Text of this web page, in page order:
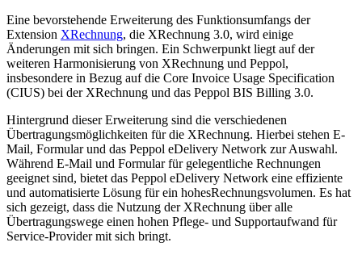
Eine bevorstehende Erweiterung des Funktionsumfangs der
Extension XRechnung, die XRechnung 3.0, wird einige
Änderungen mit sich bringen. Ein Schwerpunkt liegt auf der
weiteren Harmonisierung von XRechnung und Peppol,
insbesondere in Bezug auf die Core Invoice Usage Specification
(CIUS) bei der XRechnung und das Peppol BIS Billing 3.0.
Hintergrund dieser Erweiterung sind die verschiedenen
Übertragungsmöglichkeiten für die XRechnung. Hierbei stehen E-
Mail, Formular und das Peppol eDelivery Network zur Auswahl.
Während E-Mail und Formular für gelegentliche Rechnungen
geeignet sind, bietet das Peppol eDelivery Network eine effiziente
und automatisierte Lösung für ein hohesRechnungsvolumen. Es hat
sich gezeigt, dass die Nutzung der XRechnung über alle
Übertragungswege einen hohen Pflege- und Supportaufwand für
Service-Provider mit sich bringt.